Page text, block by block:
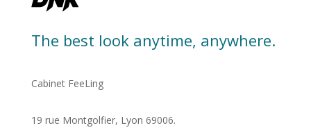
The best look anytime, anywhere.
Cabinet FeeLing
19 rue Montgolfier, Lyon 69006.